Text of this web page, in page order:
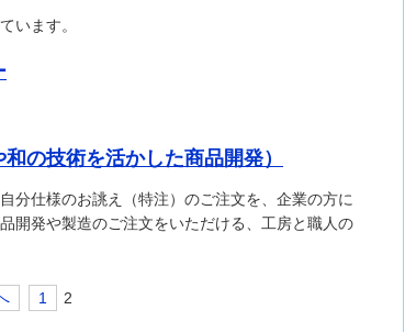
います。
の技術を活かした商品開発）
分仕様のお誂え（特注）のご注文を、企業の方に
開発や製造のご注文をいただける、工房と職人の
1 2